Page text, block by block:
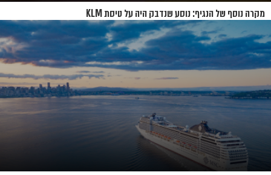
מקרה נוסף של הנגיף: נוסע שנדבק היה על טיסת KLM